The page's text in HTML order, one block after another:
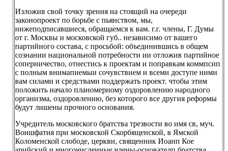
Изложив свой точку зрения на стоящий на очереди
законопроект по борьбе с пьянством, мы,
нижеподписавшиеся, обращаемся к вам. г.г. члены, Г. Думы
от г. Москвы и московской губ.. независимо от вашего
партийного состава, с просьбой: объединившись в общем
сознании национальной потребности ии отложив партийное
соперничество, отнестись к проектам и поправкам коммпсип
с полным внимапиемыи сочувствием и всеми доступе ними
вам силами и средствами поддержать проект. чтобы этим
положить начало планомерному оздоровлению народного
организма, оздоровлению, без которого все другия реформы
будут лишены прочного основания.
Учредитель московского братства трезвости во имя св, муч.
Воишфатия при московской Скорбященской, в Ямской
Коломенской слободе, церкви, священник Иоанп Кое